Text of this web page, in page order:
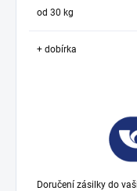
od 30 kg
+ dobírka
Doručení zásilky do